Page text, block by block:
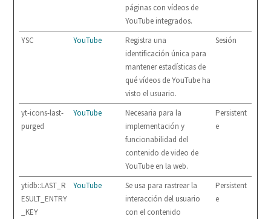
páginas con vídeos de
YouTube integrados.
YSC YouTube
Registra una
identificación única para
mantener estadísticas de
qué vídeos de YouTube ha
visto el usuario.
Sesión
yt-icons-last-
purged
YouTube
Necesaria para la
implementación y
funcionabilidad del
contenido de video de
YouTube en la web.
Persistent
e
ytidb::LAST_R
ESULT_ENTRY
_KEY
YouTube
Se usa para rastrear la
interacción del usuario
con el contenido
Persistent
e